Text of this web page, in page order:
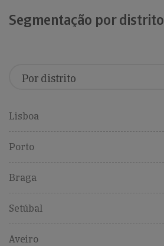
Segmentação por distrito
Lisboa
Porto
Braga
Setúbal
Aveiro